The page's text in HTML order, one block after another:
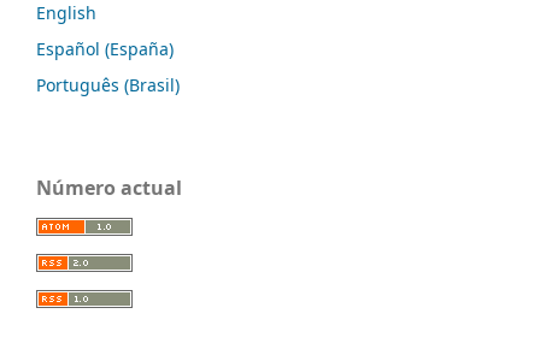
English
Español (España)
Português (Brasil)
Número actual